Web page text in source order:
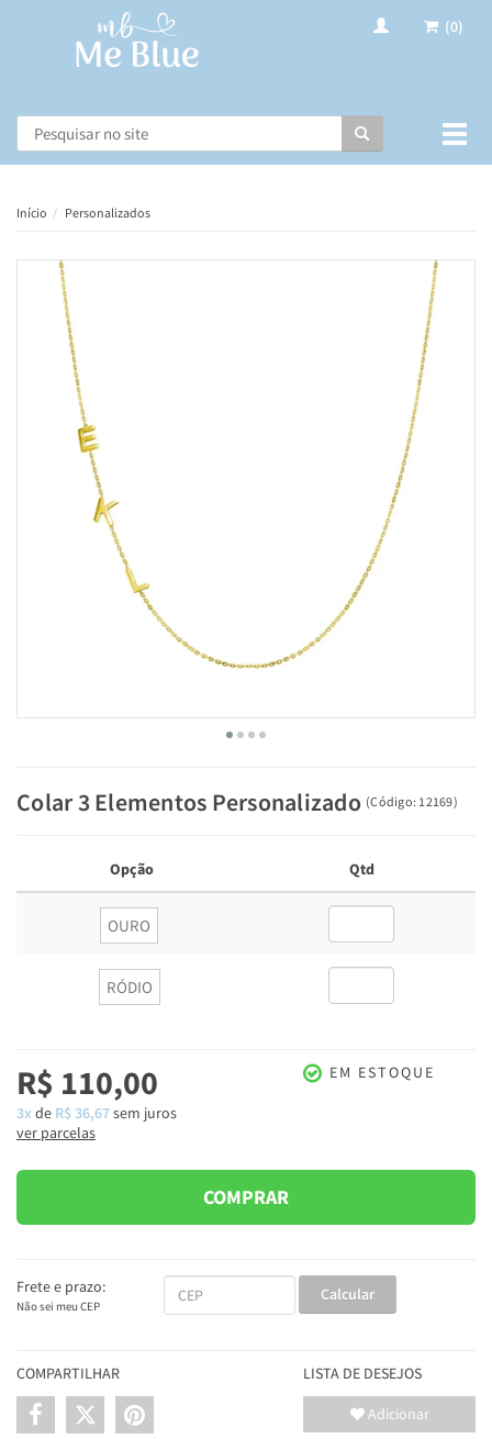
(0)
Busca
Início Personalizados
Colar 3 Elementos Personalizado (Código: 12169)
Opção Qtd
OURO
RÓDIO
R$ 110,00
3x de R$ 36,67sem juros
ver parcelas
EM ESTOQUE
COMPRAR
Frete e prazo:
Não sei meu CEP
Calcular
COMPARTILHAR LISTA DE DESEJOS
Adicionar